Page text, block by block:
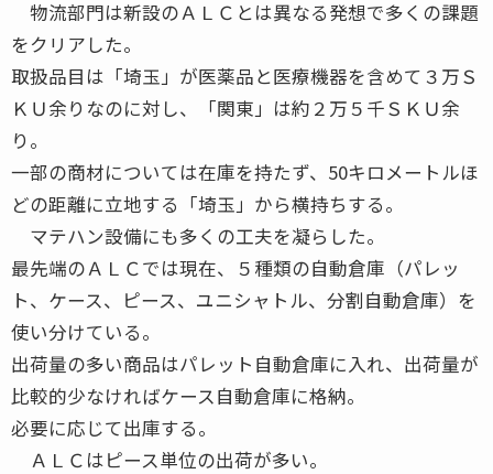
物流部門は新設のＡＬＣとは異なる発想で多くの課題
をクリアした。
取扱品目は「埼玉」が医薬品と医療機器を含めて３万Ｓ
ＫＵ余りなのに対し、「関東」は約２万５千ＳＫＵ余
り。
一部の商材については在庫を持たず、50キロメートルほ
どの距離に立地する「埼玉」から横持ちする。
マテハン設備にも多くの工夫を凝らした。
最先端のＡＬＣでは現在、５種類の自動倉庫（パレッ
ト、ケース、ピース、ユニシャトル、分割自動倉庫）を
使い分けている。
出荷量の多い商品はパレット自動倉庫に入れ、出荷量が
比較的少なければケース自動倉庫に格納。
必要に応じて出庫する。
ＡＬＣはピース単位の出荷が多い。